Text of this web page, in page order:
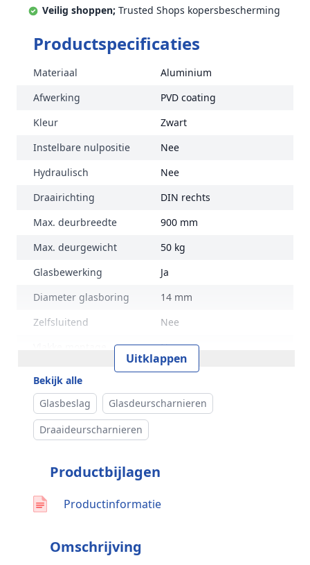
Veilig shoppen; Trusted Shops kopersbescherming
Productspecificaties
Materiaal
Aluminium
Afwerking
PVD coating
Kleur
Zwart
Instelbare nulpositie
Nee
Hydraulisch
Nee
Draairichting
DIN rechts
Max. deurbreedte
900 mm
Max. deurgewicht
50 kg
Glasbewerking
Ja
Diameter glasboring
14 mm
Zelfsluitend
Nee
Nee
Ja
Prijs
Per set
Inhoud verpakking
Glasdikte
Merk
Uitklappen
Bekijk alle
Glasbeslag
Glasdeurscharnieren
Draaideurscharnieren
Omschrijving
Productbijlagen
Productinformatie